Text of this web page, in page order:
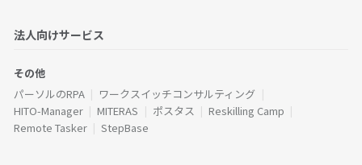
法人向けサービス
その他
パーソルのRPA
ワークスイッチコンサルティング
HITO-Manager
MITERAS ポスタス
Reskilling Camp
Remote Tasker
StepBase